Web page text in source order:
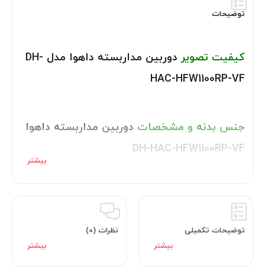
توضیحات
کیفیت تصویر
دوربین مداربسته داهوا مدل DH-
HAC-HFW1100RP-VF
جنس بدنه و مشخصات دوربین مداربسته داهوا
DH-HAC-HFW1100RP-VF
DH-HAC-HFW1100RP-VF
توضیحات تکمیلی نظرات (0)